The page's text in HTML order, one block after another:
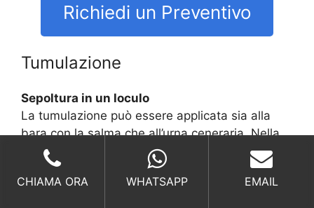
Richiedi un Preventivo
Tumulazione
Sepoltura in un loculo
La tumulazione può essere applicata sia alla
bara con la salma che all’urna ceneraria. Nella
sepoltura tramite tumulazione la salma viene
inserita in due casse, una dentro l’altra.
In entrambi casi per la tumulazione a Marano
CHIAMA ORA WHATSAPP EMAIL